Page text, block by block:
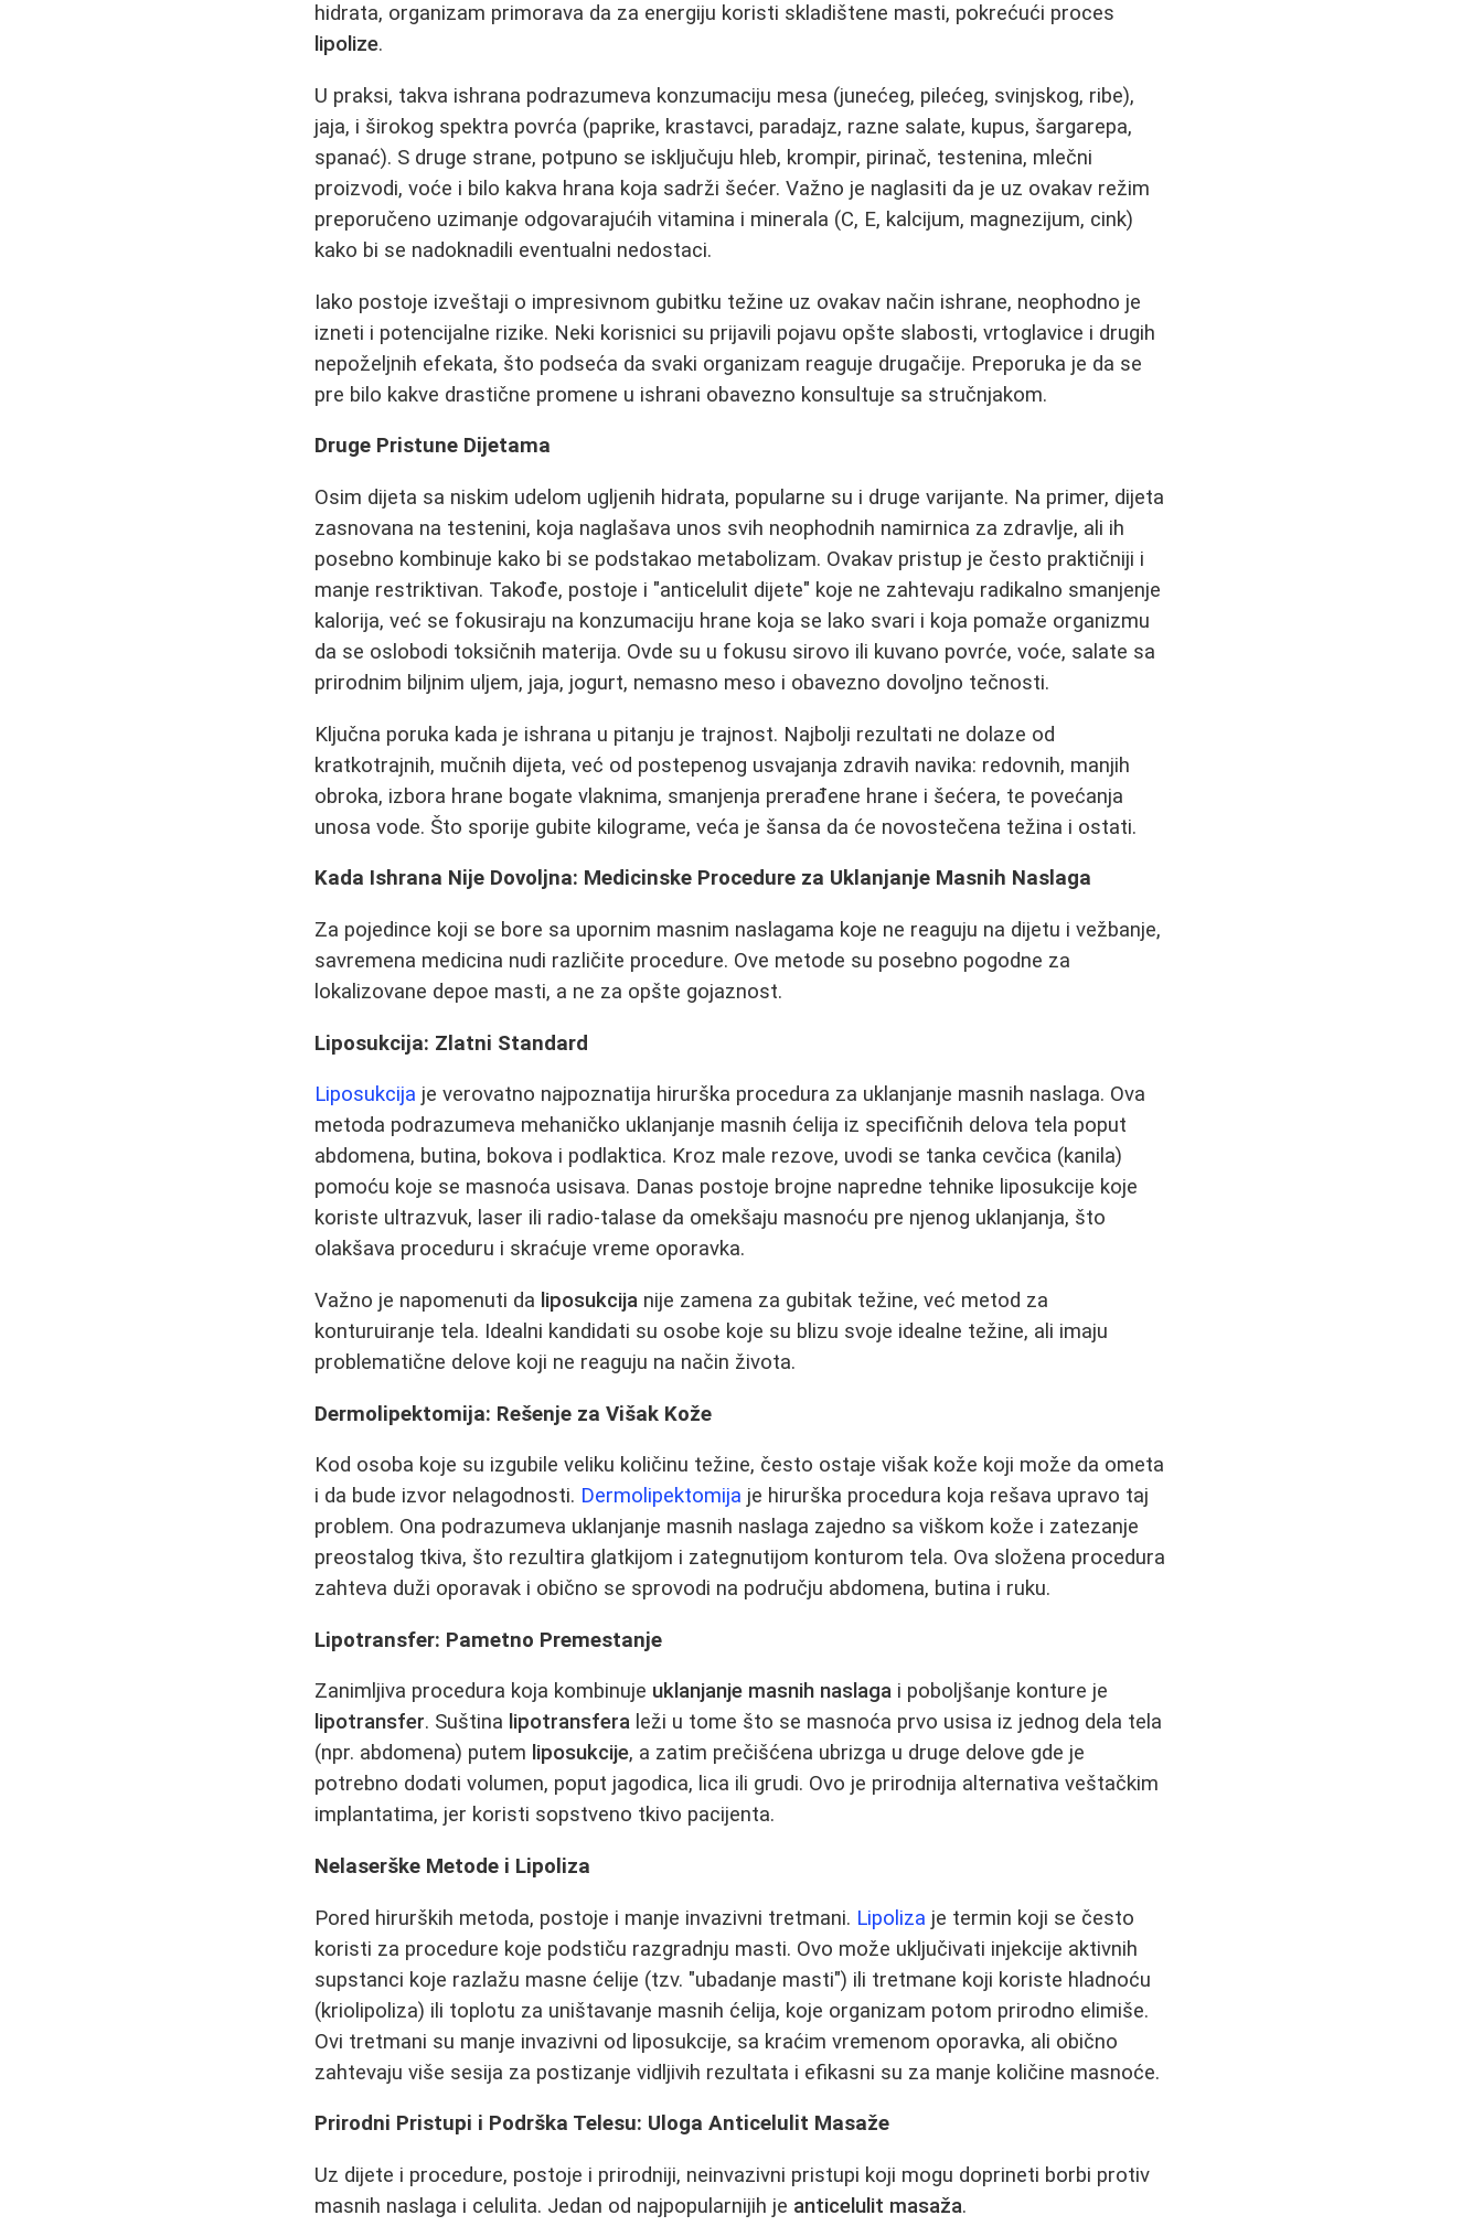
hidrata, organizam primorava da za energiju koristi skladištene masti, pokrećući proces
lipolize.
U praksi, takva ishrana podrazumeva konzumaciju mesa (junećeg, pilećeg, svinjskog, ribe),
jaja, i širokog spektra povrća (paprike, krastavci, paradajz, razne salate, kupus, šargarepa,
spanać). S druge strane, potpuno se isključuju hleb, krompir, pirinač, testenina, mlečni
proizvodi, voće i bilo kakva hrana koja sadrži šećer. Važno je naglasiti da je uz ovakav režim
preporučeno uzimanje odgovarajućih vitamina i minerala (C, E, kalcijum, magnezijum, cink)
kako bi se nadoknadili eventualni nedostaci.
Iako postoje izveštaji o impresivnom gubitku težine uz ovakav način ishrane, neophodno je
izneti i potencijalne rizike. Neki korisnici su prijavili pojavu opšte slabosti, vrtoglavice i drugih
nepoželjnih efekata, što podseća da svaki organizam reaguje drugačije. Preporuka je da se
pre bilo kakve drastične promene u ishrani obavezno konsultuje sa stručnjakom.
Druge Pristune Dijetama
Osim dijeta sa niskim udelom ugljenih hidrata, popularne su i druge varijante. Na primer, dijeta
zasnovana na testenini, koja naglašava unos svih neophodnih namirnica za zdravlje, ali ih
posebno kombinuje kako bi se podstakao metabolizam. Ovakav pristup je često praktičniji i
manje restriktivan. Takođe, postoje i "anticelulit dijete" koje ne zahtevaju radikalno smanjenje
kalorija, već se fokusiraju na konzumaciju hrane koja se lako svari i koja pomaže organizmu
da se oslobodi toksičnih materija. Ovde su u fokusu sirovo ili kuvano povrće, voće, salate sa
prirodnim biljnim uljem, jaja, jogurt, nemasno meso i obavezno dovoljno tečnosti.
Ključna poruka kada je ishrana u pitanju je trajnost. Najbolji rezultati ne dolaze od
kratkotrajnih, mučnih dijeta, već od postepenog usvajanja zdravih navika: redovnih, manjih
obroka, izbora hrane bogate vlaknima, smanjenja prerađene hrane i šećera, te povećanja
unosa vode. Što sporije gubite kilograme, veća je šansa da će novostečena težina i ostati.
Kada Ishrana Nije Dovoljna: Medicinske Procedure za Uklanjanje Masnih Naslaga
Za pojedince koji se bore sa upornim masnim naslagama koje ne reaguju na dijetu i vežbanje,
savremena medicina nudi različite procedure. Ove metode su posebno pogodne za
lokalizovane depoe masti, a ne za opšte gojaznost.
Liposukcija: Zlatni Standard
Liposukcija je verovatno najpoznatija hirurška procedura za uklanjanje masnih naslaga. Ova
metoda podrazumeva mehaničko uklanjanje masnih ćelija iz specifičnih delova tela poput
abdomena, butina, bokova i podlaktica. Kroz male rezove, uvodi se tanka cevčica (kanila)
pomoću koje se masnoća usisava. Danas postoje brojne napredne tehnike liposukcije koje
koriste ultrazvuk, laser ili radio-talase da omekšaju masnoću pre njenog uklanjanja, što
olakšava proceduru i skraćuje vreme oporavka.
Važno je napomenuti da liposukcija nije zamena za gubitak težine, već metod za
konturuiranje tela. Idealni kandidati su osobe koje su blizu svoje idealne težine, ali imaju
problematične delove koji ne reaguju na način života.
Dermolipektomija: Rešenje za Višak Kože
Kod osoba koje su izgubile veliku količinu težine, često ostaje višak kože koji može da ometa
i da bude izvor nelagodnosti. Dermolipektomija je hirurška procedura koja rešava upravo taj
problem. Ona podrazumeva uklanjanje masnih naslaga zajedno sa viškom kože i zatezanje
preostalog tkiva, što rezultira glatkijom i zategnutijom konturom tela. Ova složena procedura
zahteva duži oporavak i obično se sprovodi na području abdomena, butina i ruku.
Lipotransfer: Pametno Premestanje
Zanimljiva procedura koja kombinuje uklanjanje masnih naslaga i poboljšanje konture je
lipotransfer. Suština lipotransfera leži u tome što se masnoća prvo usisa iz jednog dela tela
(npr. abdomena) putem liposukcije, a zatim prečišćena ubrizga u druge delove gde je
potrebno dodati volumen, poput jagodica, lica ili grudi. Ovo je prirodnija alternativa veštačkim
implantatima, jer koristi sopstveno tkivo pacijenta.
Nelaserške Metode i Lipoliza
Pored hirurških metoda, postoje i manje invazivni tretmani. Lipoliza je termin koji se često
koristi za procedure koje podstiču razgradnju masti. Ovo može uključivati injekcije aktivnih
supstanci koje razlažu masne ćelije (tzv. "ubadanje masti") ili tretmane koji koriste hladnoću
(kriolipoliza) ili toplotu za uništavanje masnih ćelija, koje organizam potom prirodno elimiše.
Ovi tretmani su manje invazivni od liposukcije, sa kraćim vremenom oporavka, ali obično
zahtevaju više sesija za postizanje vidljivih rezultata i efikasni su za manje količine masnoće.
Prirodni Pristupi i Podrška Telesu: Uloga Anticelulit Masaže
Uz dijete i procedure, postoje i prirodniji, neinvazivni pristupi koji mogu doprineti borbi protiv
masnih naslaga i celulita. Jedan od najpopularnijih je anticelulit masaža.